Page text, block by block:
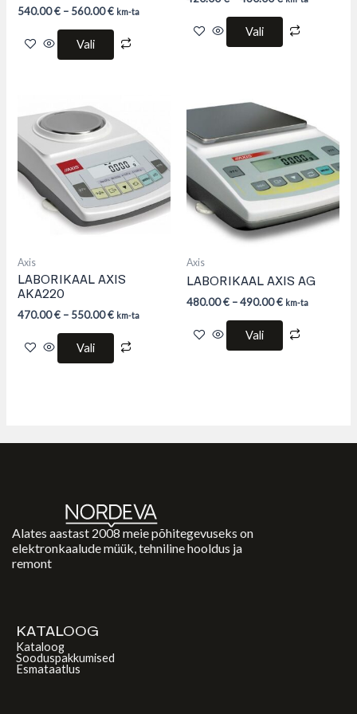
540.00€ – 560.00€ km-ta
Vali
Vali
Axis
LABORIKAAL AXIS
AKA220
470.00€ – 550.00€ km-ta
Vali
has
multiple
variants.
The
options
may
be
chosen
Axis
LABORIKAAL AXIS AG
480.00€ –490.00€ km-ta
Vali
has
multiple
variants.
The
options
may
be
chosen
page
Alates aastast 2008 meie põhitegevuseks on
elektronkaalude müük, tehniline hooldus ja
remont
KATALOOG
Kataloog
Sooduspakkumised
Esmataatlus